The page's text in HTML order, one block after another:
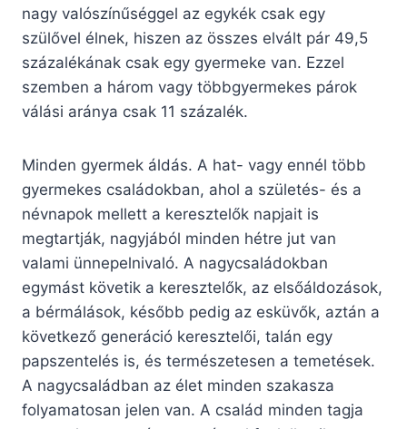
nagy valószínűséggel az egykék csak egy
szülővel élnek, hiszen az összes elvált pár 49,5
százalékának csak egy gyermeke van. Ezzel
szemben a három vagy többgyermekes párok
válási aránya csak 11 százalék.
Minden gyermek áldás. A hat- vagy ennél több
gyermekes családokban, ahol a születés- és a
névnapok mellett a keresztelők napjait is
megtartják, nagyjából minden hétre jut van
valami ünnepelnivaló. A nagycsaládokban
egymást követik a keresztelők, az elsőáldozások,
a bérmálások, később pedig az esküvők, aztán a
következő generáció keresztelői, talán egy
papszentelés is, és természetesen a temetések.
A nagycsaládban az élet minden szakasza
folyamatosan jelen van. A család minden tagja